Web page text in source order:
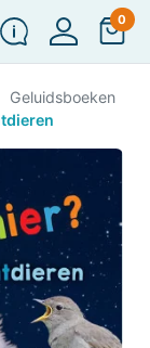
0
Geluidsboeken